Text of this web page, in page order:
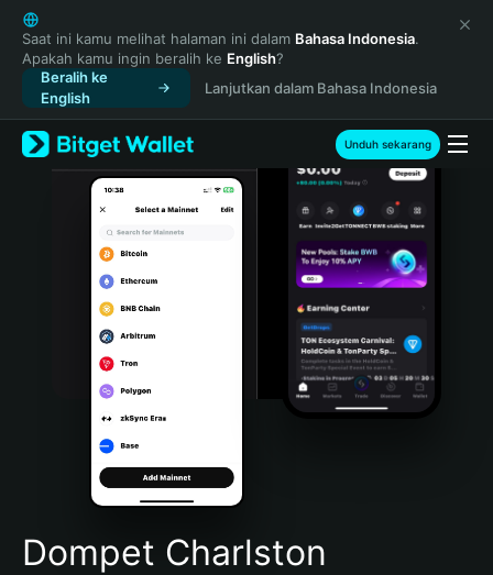
English
日本語
Tiếng Việt
Русский
Español (Latinoamérica)
Türkçe
Italiano
Português (Portugal)
Bahasa Indonesia
Português (Brasil)
Español (Argentina)
Saat ini kamu melihat halaman ini dalam Bahasa Indonesia.
Apakah kamu ingin beralih ke English?
Beralih ke
English
Lanjutkan dalam Bahasa Indonesia
Unduh sekarang
Dompet Charlston